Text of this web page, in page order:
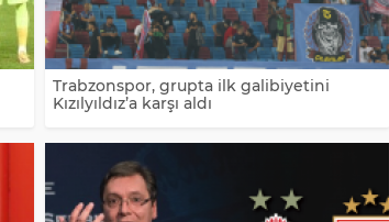
Trabzonspor, grupta ilk galibiyetini
Kızılyıldız’a karşı aldı